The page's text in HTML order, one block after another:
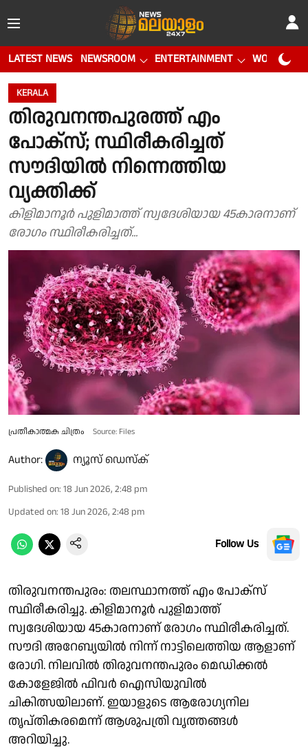
LATEST NEWS NEWSROOM ENTERTAINMENT WORLD CUP
KERALA
തിരുവനന്തപുരത്ത് എം
പോക്സ്; സ്ഥിരീകരിച്ചത്
സൗദിയിൽ നിന്നെത്തിയ
വ്യക്തിക്ക്
കിളിമാനൂർ പുളിമാത്ത് സ്വദേശിയായ 45കാരനാണ്
രോഗം സ്ഥിരീകരിച്ചത്...
പ്രതീകാത്മക ചിത്രം Source: Files
Author: ന്യൂസ് ഡെസ്ക്
Published on: 18 Jun 2026, 2:48 pm
Updated on: 18 Jun 2026, 2:48 pm
Follow Us
തിരുവനന്തപുരം: തലസ്ഥാനത്ത് എം പോക്സ്
സ്ഥിരീകരിച്ചു. കിളിമാനൂർ പുളിമാത്ത്
സ്വദേശിയായ 45കാരനാണ് രോഗം സ്ഥിരീകരിച്ചത്.
സൗദി അറേബ്യയിൽ നിന്ന് നാട്ടിലെത്തിയ ആളാണ്
രോഗി. നിലവിൽ തിരുവനന്തപുരം മെഡിക്കൽ
കോളേജിൽ ഫിവർ ഐസിയുവിൽ
ചികിത്സയിലാണ്. ഇയാളുടെ ആരോഗ്യനില
തൃപ്തികരമെന്ന് ആശുപത്രി വൃത്തങ്ങൾ
അറിയിച്ചു.